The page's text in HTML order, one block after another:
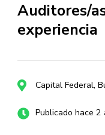
Auditores/
experiencia
Capital Federal,
Publicado hace 2